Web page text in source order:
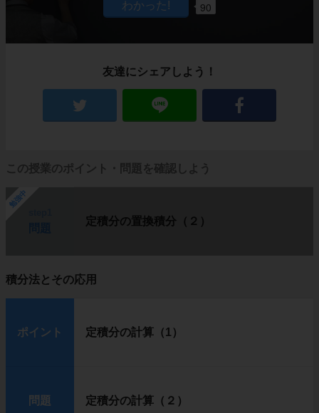
90
友達にシェアしよう！
この授業のポイント・問題を確認しよう
勉強中
定積分の置換積分（２）
積分法とその応用
ポイント 定積分の計算（1）
問題 定積分の計算（２）